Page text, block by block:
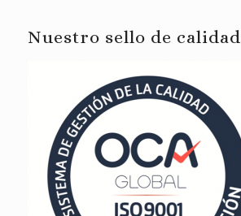
Nuestro sello de calidad